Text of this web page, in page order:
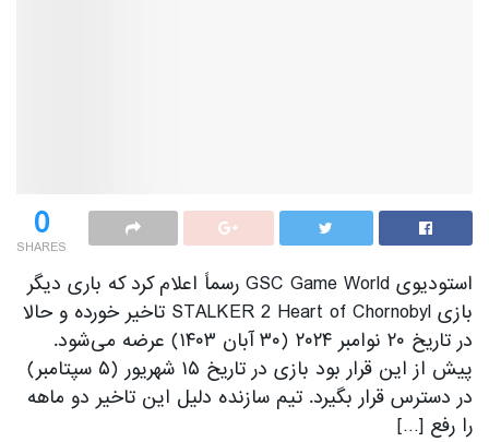
0
SHARES
استودیوی GSC Game World رسماً اعلام کرد که باری دیگر
بازی STALKER 2 Heart of Chornobyl تاخیر خورده و حالا
در تاریخ ۲۰ نوامبر ۲۰۲۴ (۳۰ آبان ۱۴۰۳) عرضه می‌شود.
پیش از این قرار بود بازی در تاریخ ۱۵ شهریور (۵ سپتامبر)
در دسترس قرار بگیرد. تیم سازنده دلیل این تاخیر دو ماهه
را رفع […]